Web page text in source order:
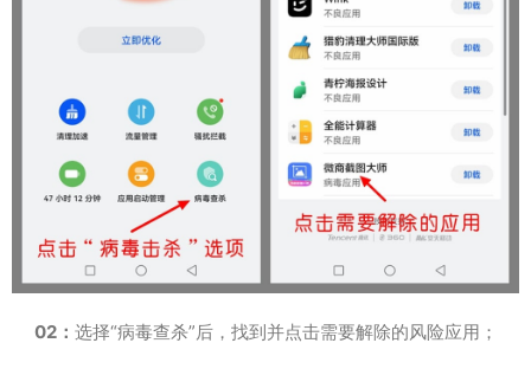
02： 选择“病毒查杀”后，找到并点击需要解除的风险应用；